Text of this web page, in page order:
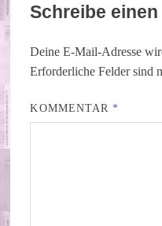
Schreibe
Deine E-Mail-Adresse
Erforderliche Felder sind
KOMMENTAR *